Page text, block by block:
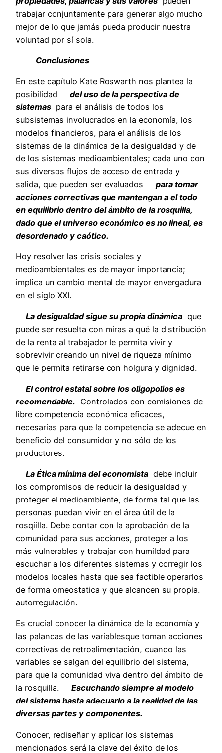
trabajar conjuntamente para generar algo mucho
mejor de lo que jamás pueda producir nuestra
voluntad por sí sola.
Conclusiones
En este capítulo Kate Roswarth nos plantea la
posibilidad
del uso de la perspectiva de
sistemas para el análisis de todos los
subsistemas involucrados en la economía, los
modelos financieros, para el análisis de los
sistemas de la dinámica de la desigualdad y de
de los sistemas medioambientales; cada uno con
sus diversos flujos de acceso de entrada y
salida, que pueden ser evaluados
para tomar
acciones correctivas que mantengan a el todo
en equilibrio dentro del ámbito de la rosquilla,
dado que el universo económico es no lineal, es
desordenado y caótico.
Hoy resolver las crisis sociales y
medioambientales es de mayor importancia;
implica un cambio mental de mayor envergadura
en el siglo XXI.
La desigualdad sigue su propia dinámica que
puede ser resuelta con miras a qué la distribución
de la renta al trabajador le permita vivir y
sobrevivir creando un nivel de riqueza mínimo
que le permita retirarse con holgura y dignidad.
El control estatal sobre los oligopolios es
recomendable. Controlados con comisiones de
libre competencia económica eficaces,
necesarias para que la competencia se adecue en
beneficio del consumidor y no sólo de los
productores.
La Ética mínima del economista debe incluir
los compromisos de reducir la desigualdad y
proteger el medioambiente, de forma tal que las
personas puedan vivir en el área útil de la
rosqiilla. Debe contar con la aprobación de la
comunidad para sus acciones, proteger a los
más vulnerables y trabajar con humildad para
escuchar a los diferentes sistemas y corregir los
modelos locales hasta que sea factible operarlos
de forma omeostatica y que alcancen su propia.
autorregulación.
Es crucial conocer la dinámica de la economía y
las palancas de las variablesque toman acciones
correctivas de retroalimentación, cuando las
variables se salgan del equilibrio del sistema,
para que la comunidad viva dentro del ámbito de
la rosquilla.
Escuchando siempre al modelo
del sistema hasta adecuarlo a la realidad de las
diversas partes y componentes.
Conocer, rediseñar y aplicar los sistemas
mencionados será la clave del éxito de los